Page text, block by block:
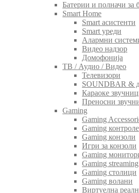
Батерии и полначи за
Smart Home
Smart асистенти
Smart уреди
Алармни
Видео надзор
Домофонија
ТВ / Аудио / Видео
Телевизори
SOUNDBAR &
Караоке
Преносни
Gaming
Gaming
Gaming
Gaming конзоли
Игри за конзоли
Gaming
Gaming streaming
Gaming столици
Gaming волани
Виртуелна